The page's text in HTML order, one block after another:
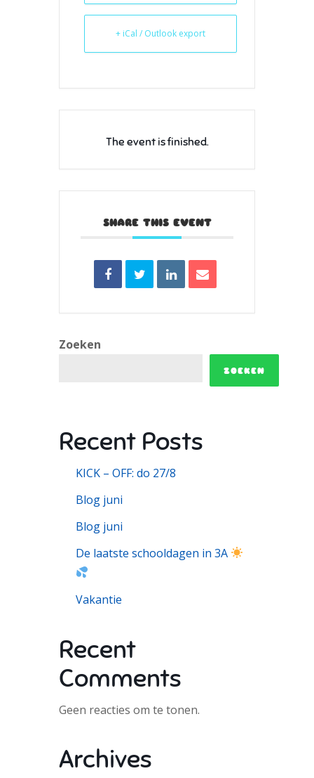
+ iCal / Outlook export
The event is finished.
SHARE THIS EVENT
Zoeken
ZOEKEN
Recent Posts
KICK – OFF: do 27/8
Blog juni
Blog juni
De laatste schooldagen in 3A
Vakantie
Recent
Comments
Geen reacties om te tonen.
Archives